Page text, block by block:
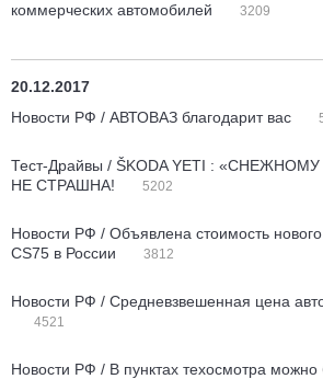
коммерческих автомобилей
3209
20.12.2017
Новости РФ / АВТОВАЗ благодарит вас
Тест-Драйвы / ŠKODA YETI :
НЕ СТРАШНА!
5202
Новости РФ / Объявлена стоимость
CS75 в России
3812
Новости РФ / Средневзвешенная цена
4521
Новости РФ / В пунктах техосмотра